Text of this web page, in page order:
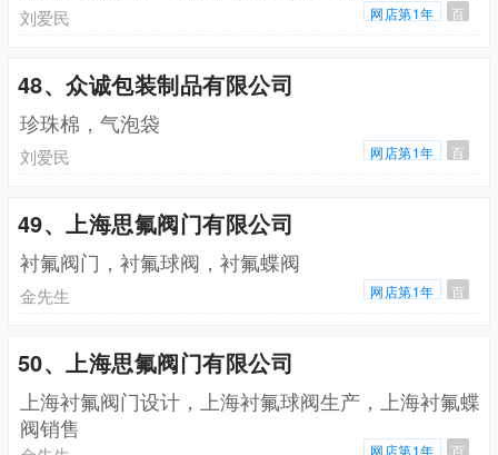
刘爱民 网店第1年 百
48、众诚包装制品有限公司
珍珠棉，气泡袋
刘爱民 网店第1年 百
49、上海思氟阀门有限公司
衬氟阀门，衬氟球阀，衬氟蝶阀
金先生 网店第1年 百
50、上海思氟阀门有限公司
上海衬氟阀门设计，上海衬氟球阀生产，上海衬氟蝶
阀销售
网店第1年 百